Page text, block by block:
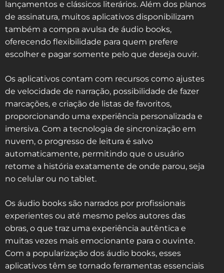
lançamentos e clássicos literários. Além dos planos
de assinatura, muitos aplicativos disponibilizam
também a compra avulsa de áudio books,
oferecendo flexibilidade para quem prefere
escolher e pagar somente pelo que deseja ouvir.
Os aplicativos contam com recursos como ajustes
de velocidade de narração, possibilidade de fazer
marcações, e criação de listas de favoritos,
proporcionando uma experiência personalizada e
imersiva. Com a tecnologia de sincronização em
nuvem, o progresso de leitura é salvo
automaticamente, permitindo que o usuário
retome a história exatamente de onde parou, seja
no celular ou no tablet.
Os áudio books são narrados por profissionais
experientes ou até mesmo pelos autores das
obras, o que traz uma experiência autêntica e
muitas vezes mais emocionante para o ouvinte.
Com a popularização dos áudio books, esses
aplicativos têm se tornado ferramentas essenciais